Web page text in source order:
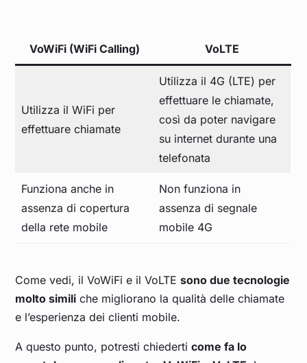
VoWiFi(WiFi Calling) VoLTE
Utilizza il WiFi per
effettuare chiamate
Utilizza il 4G (LTE) per
effettuare le chiamate,
così da poter navigare
su internet durante una
telefonata
Funziona anche in
assenza di copertura
della rete mobile
Non funziona in
assenza di segnale
mobile 4G
Come vedi, il VoWiFi e il VoLTEsono due tecnologie
molto simili che migliorano la qualità delle chiamate
e l’esperienza dei clienti mobile.
A questo punto, potresti chiederticome fa lo